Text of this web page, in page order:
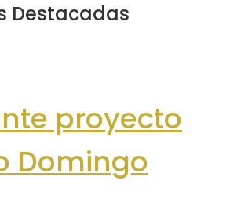
Destacadas
proyecto
Domingo